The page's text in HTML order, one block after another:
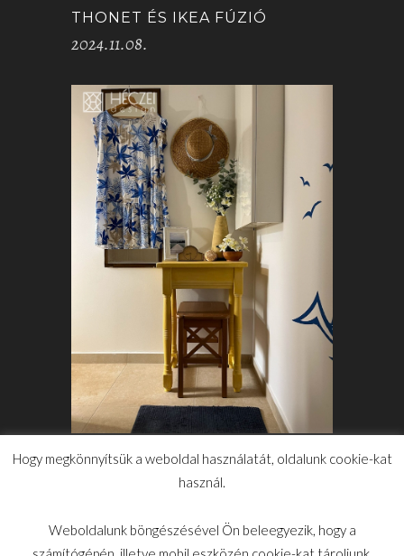
THONET ÉS IKEA FÚZIÓ
2024.11.08.
VINTAGE ASZTALKA
Hogy megkönnyítsük a weboldal használatát, oldalunk cookie-kat
használ.
Weboldalunk böngészésével Ön beleegyezik, hogy a